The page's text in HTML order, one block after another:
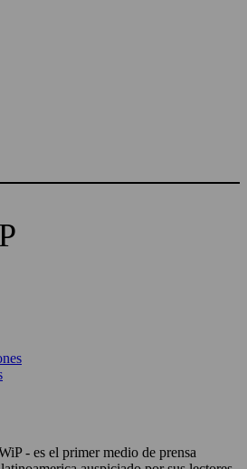
- es el primer medio de prensa